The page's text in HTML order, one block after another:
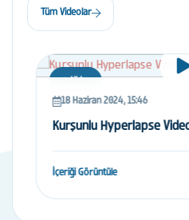
Tüm Videolar
Video
18 Haziran 2024, 15:46
Kurşunlu Hyperlapse Video
İçeriği Görüntüle